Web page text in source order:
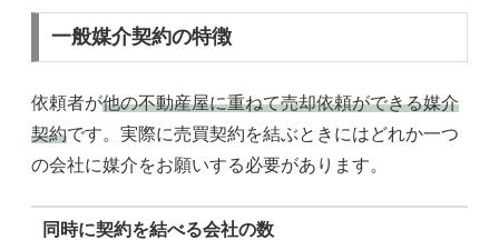
一般媒介契約の特徴
依頼者が他の不動産屋に重ねて売却依頼ができる媒介
契約です。実際に売買契約を結ぶときにはどれか一つ
の会社に媒介をお願いする必要があります。
同時に契約を結べる会社の数